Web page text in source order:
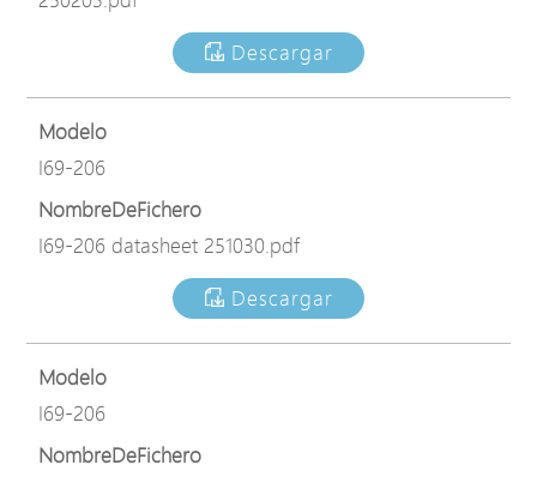
Descargar
Modelo
I69-206
NombreDeFichero
I69-206 datasheet 251030.pdf
Descargar
Modelo
I69-206
NombreDeFichero